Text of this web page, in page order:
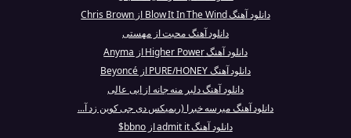
دانلود آهنگ Blow It In The Wind از Chris Brown
دانلود آهنگ محبت از مهستی
دانلود آهنگ Higher Power از Anyma
دانلود آهنگ PURE/HONEY از Beyoncé
دانلود آهنگ دلبر منه جانه از ابی عالی
دانلود آهنگ میرسه خبرا (ریمیکس دی جی کوین زد آ...
دانلود آهنگ admit it از bbno$